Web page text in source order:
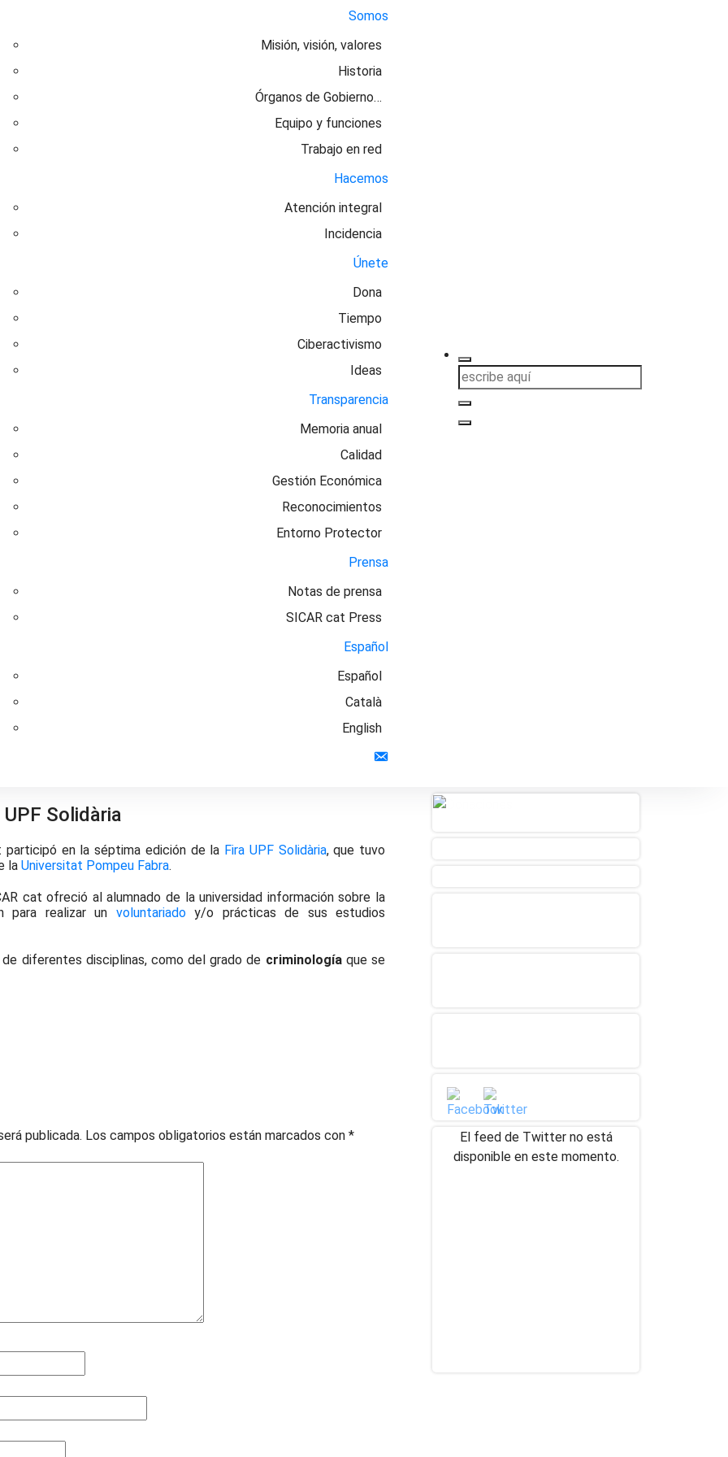
Somos
Misión, visión, valores
Historia
Órganos de Gobierno…
Equipo y funciones
Trabajo en red
Hacemos
Atención integral
Incidencia
Únete
Dona
Tiempo
Ciberactivismo
Ideas
Transparencia
Memoria anual
Calidad
Gestión Económica
Reconocimientos
Entorno Protector
Prensa
Notas de prensa
SICAR cat Press
Español
Español
Català
English
Contacto
Solidària
participó en la séptima edición de la Fira UPF Solidària, que tuvo
la Universitat Pompeu Fabra.
cat ofreció al alumnado de la universidad información sobre la
para realizar un voluntariadoy/o prácticas de sus estudios
diferentes disciplinas, como del grado de criminologíaque se
publicada. Los campos obligatorios están marcados con *
El feed de Twitter no está
disponible en este momento.